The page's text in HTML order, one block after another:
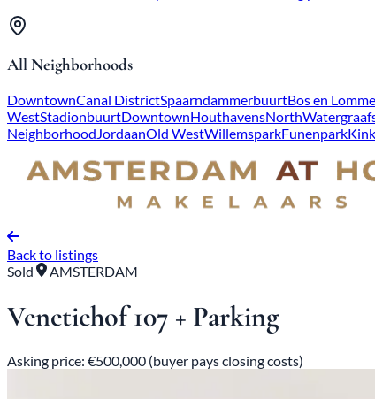
All Neighborhoods
DowntownCanal DistrictSpaarndammerbuurtBos en
WestStadionbuurtDowntownHouthavensNorth
NeighborhoodJordaanOld WestWillemsparkFunenpark
Back to listings
Sold
AMSTERDAM
Venetiehof 107 + Parking
Asking price: €500,000 (buyer pays closing costs)